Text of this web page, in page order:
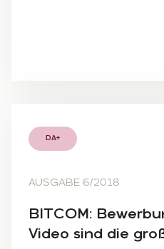
DA+
AUSGABE 6/2018
BIT­COM:
Vi­deo sind die